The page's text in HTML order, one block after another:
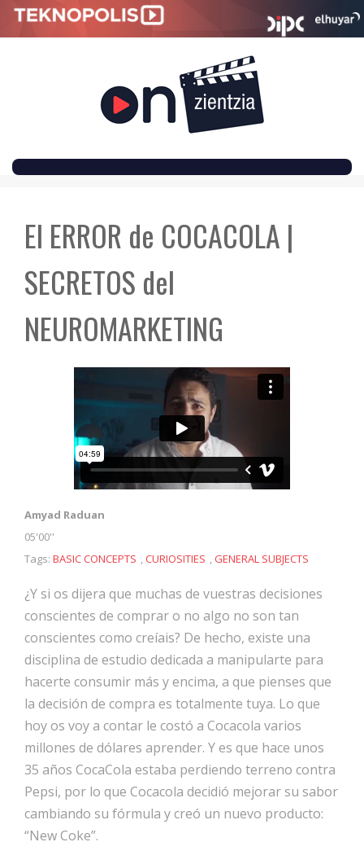
CONTENT
El ERROR de COCACOLA |
SECRETOS del
NEUROMARKETING
Amyad Raduan
05'00''
Tags: BASIC CONCEPTS ,CURIOSITIES , GENERAL SUBJECTS
¿Y si os dijera que muchas de vuestras decisiones
conscientes de comprar o no algo no son tan
conscientes como creíais? De hecho, existe una
disciplina de estudio dedicada a manipularte para
hacerte consumir más y encima, a que pienses que
la decisión de compra es totalmente tuya. Lo que
hoy os voy a contar le costó a Cocacola varios
millones de dólares aprender. Y es que hace unos
35 años CocaCola estaba perdiendo terreno contra
Pepsi, por lo que Cocacola decidió mejorar su sabor
cambiando su fórmula y creó un nuevo producto:
“New Coke”.